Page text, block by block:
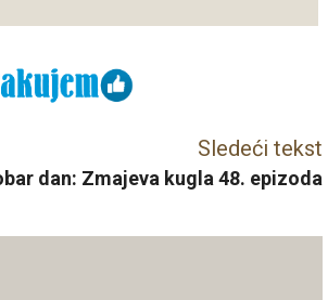
Sledeći tekst
dan: Zmajeva kugla 48. epizoda